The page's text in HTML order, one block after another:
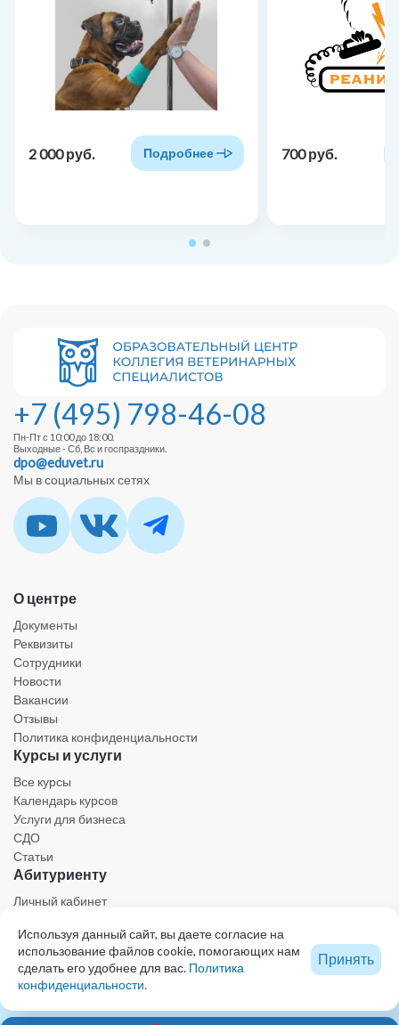
5000 ₽
2 000 руб. Подробнее 700 руб.
+7 (495) 798-46-08
Пн-Пт с 10:00 до 18:00.
Выходные - Сб, Вс и госпраздники.
dpo@eduvet.ru
Мы в социальных сетях
О центре
Документы
Реквизиты
Сотрудники
Новости
Вакансии
Отзывы
Политика конфиденциальности
Курсы и услуги
Все курсы
Календарь курсов
Услуги для бизнеса
СДО
Статьи
Абитуриенту
Личный кабинет
Ресурсы
Техническая поддержка
© 2023 Все права защищены. При использовании любых материалов сайта,
Используя данный сайт, вы даете согласие на
использование файлов cookie, помогающих нам
сделать его удобнее для вас. Политика
конфиденциальности.
Принять